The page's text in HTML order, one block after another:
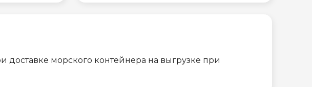
доставке морского контейнера на выгрузке при